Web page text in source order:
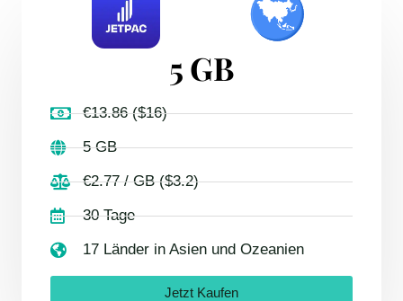
5 GB
€13.86 ($16)
5 GB
€2.77 / GB ($3.2)
30 Tage
17 Länder in Asien und Ozeanien
Jetzt Kaufen